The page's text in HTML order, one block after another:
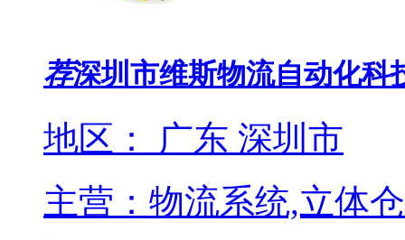
荐深圳市维斯物流自动化科
地区： 广东 深圳市
主营：物流系统,立体